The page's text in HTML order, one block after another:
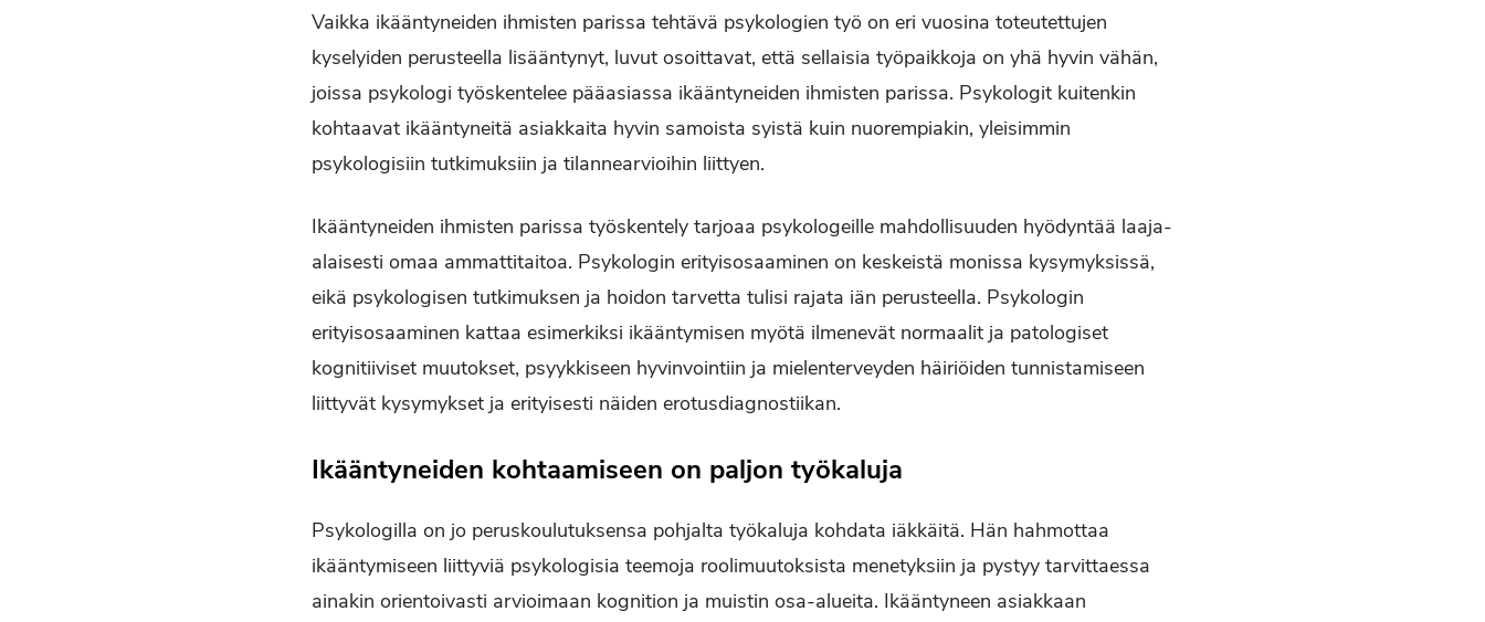
Vaikka ikääntyneiden ihmisten parissa tehtävä psykologien työ on eri vuosina toteutettujen
kyselyiden perusteella lisääntynyt, luvut osoittavat, että sellaisia työpaikkoja on yhä hyvin vähän,
joissa psykologi työskentelee pääasiassa ikääntyneiden ihmisten parissa. Psykologit kuitenkin
kohtaavat ikääntyneitä asiakkaita hyvin samoista syistä kuin nuorempiakin, yleisimmin
psykologisiin tutkimuksiin ja tilannearvioihin liittyen.
Ikääntyneiden ihmisten parissa työskentely tarjoaa psykologeille mahdollisuuden hyödyntää laaja-
alaisesti omaa ammattitaitoa. Psykologin erityisosaaminen on keskeistä monissa kysymyksissä,
eikä psykologisen tutkimuksen ja hoidon tarvetta tulisi rajata iän perusteella. Psykologin
erityisosaaminen kattaa esimerkiksi ikääntymisen myötä ilmenevät normaalit ja patologiset
kognitiiviset muutokset, psyykkiseen hyvinvointiin ja mielenterveyden häiriöiden tunnistamiseen
liittyvät kysymykset ja erityisesti näiden erotusdiagnostiikan.
Ikääntyneiden kohtaamiseen on paljon työkaluja
Psykologilla on jo peruskoulutuksensa pohjalta työkaluja kohdata iäkkäitä. Hän hahmottaa
ikääntymiseen liittyviä psykologisia teemoja roolimuutoksista menetyksiin ja pystyy tarvittaessa
ainakin orientoivasti arvioimaan kognition ja muistin osa-alueita. Ikääntyneen asiakkaan